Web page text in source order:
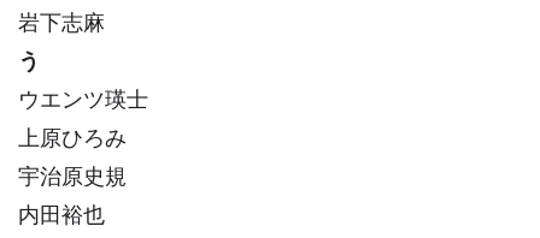
岩下志麻
う
ウエンツ瑛士
上原ひろみ
宇治原史規
内田裕也